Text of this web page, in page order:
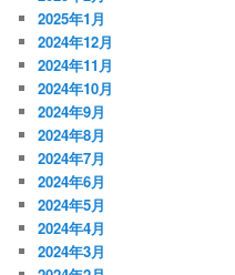
2025年1月
2024年12月
2024年11月
2024年10月
2024年9月
2024年8月
2024年7月
2024年6月
2024年5月
2024年4月
2024年3月